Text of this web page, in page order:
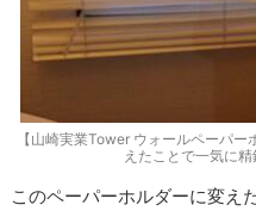
【山崎実業Tower ウォールペーパ
えたことで一気に
このペーパーホルダーに変え